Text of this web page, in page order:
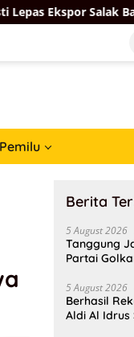
Bali ke China,
Pemilu
Berita
5 August 2026
Tanggung
Partai
5 August 2026
Berhasil
Aldi Al